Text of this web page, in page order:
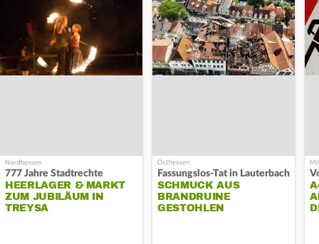
777 Jahre Stadtrechte
HEERLAGER & MARKT
ZUM JUBILÄUM IN
TREYSA
Fassungslos-Tat in Lauterbach
SCHMUCK AUS
BRANDRUINE
GESTOHLEN